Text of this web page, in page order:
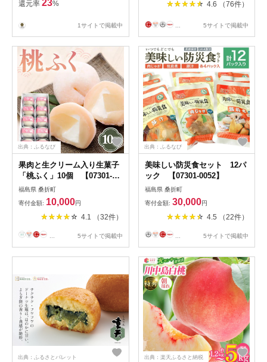
還元率 23%
1サイトで掲載中
4.6 （76件）
5サイトで掲載中
出典：ふるなび
果肉と生クリーム入り生菓子
「桃ふく」10個 【07301-
0004】
福島県 桑折町
寄付金額: 10,000円
4.1 （32件）
5サイトで掲載中
出典：ふるなび
美味しい防災食セット 12パ
ック 【07301-0052】
福島県 桑折町
寄付金額: 30,000円
4.5 （22件）
5サイトで掲載中
出典：ふるさとパレット 出典：楽天ふるさと納税